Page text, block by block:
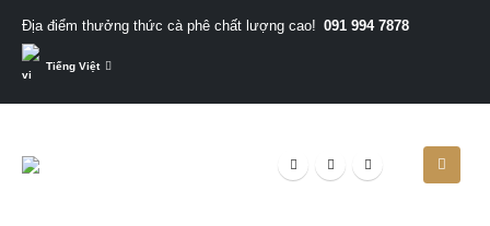
Địa điểm thưởng thức cà phê chất lượng cao! 091 994 7878
Tiếng Việt